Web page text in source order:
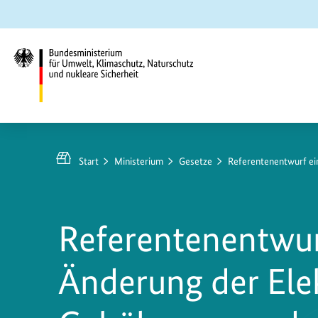
Hauptinhalt
springen
Suche
springen
Hauptnavigation
springen
Umwelt,
Klimaschutz,
Sicherheit
Start Ministerium Gesetze Referentenentwurf
Änderung der